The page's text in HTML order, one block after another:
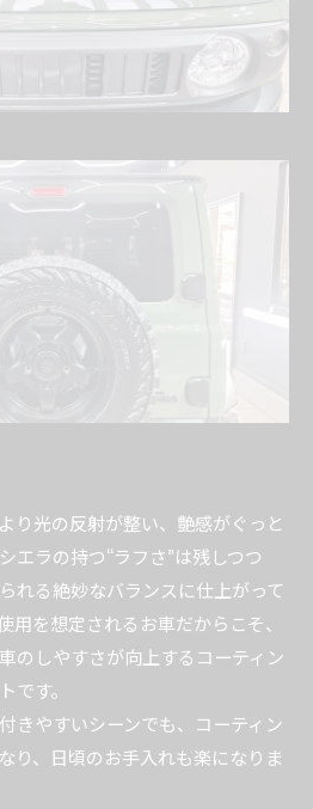
り光の反射が整い、艶感がぐっと
エラの持つ“ラフさ”は残しつつ
れる絶妙なバランスに仕上がって
用を想定されるお車だからこそ、
のしやすさが向上するコーティン
です。
きやすいシーンでも、コーティン
り、日頃のお手入れも楽になりま